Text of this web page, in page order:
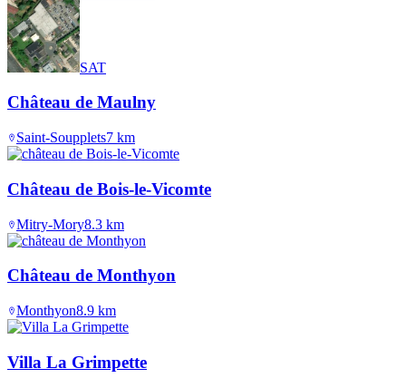
SAT
Château de Maulny
Saint-Soupplets7 km
Château de Bois-le-Vicomte
Mitry-Mory8.3 km
Château de Monthyon
Monthyon8.9 km
Villa La Grimpette